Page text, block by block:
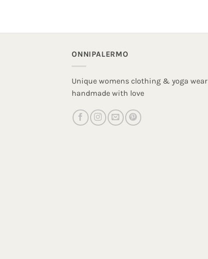
ONNIPALERMO
Unique womens clothing & yoga wear
handmade with love